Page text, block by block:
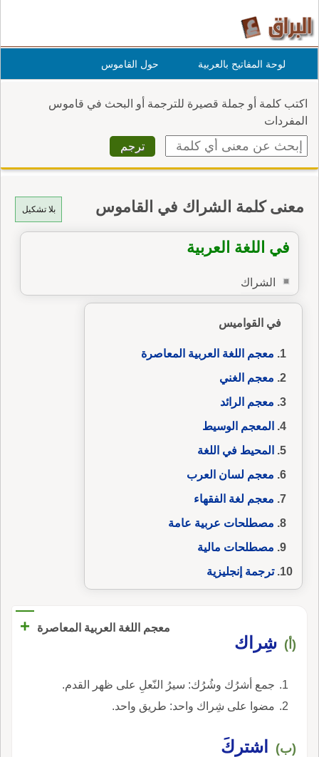
لوحة المفاتيح بالعربية حول القاموس
اكتب كلمة أو جملة قصيرة للترجمة أو البحث في قاموس
المفردات
بلا تشكيل معنى كلمة الشراك في القاموس
في اللغة العربية
الشراك
في القواميس
معجم اللغة العربية المعاصرة
معجم الغني
معجم الرائد
المعجم الوسيط
المحيط في اللغة
معجم لسان العرب
معجم لغة الفقهاء
مصطلحات عربية عامة
مصطلحات مالية
ترجمة إنجليزية
معجم اللغة العربية المعاصرة +
(أ) شِراك
جمع أشرُك وشُرُك: سيرُ النّعلِ على ظهر القدم.
مضوا على شِراك واحد: طريق واحد.
(ب) اشتركَ